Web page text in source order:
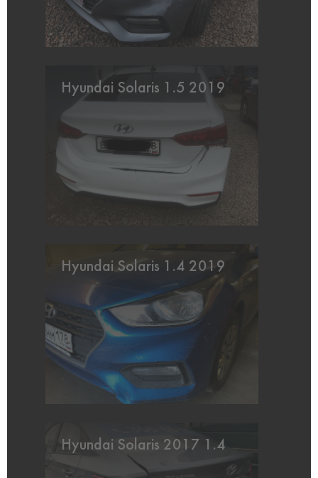
Hyundai Solaris 1.5 2019
Hyundai Solaris 1.4 2019
Hyundai Solaris 2017 1.4